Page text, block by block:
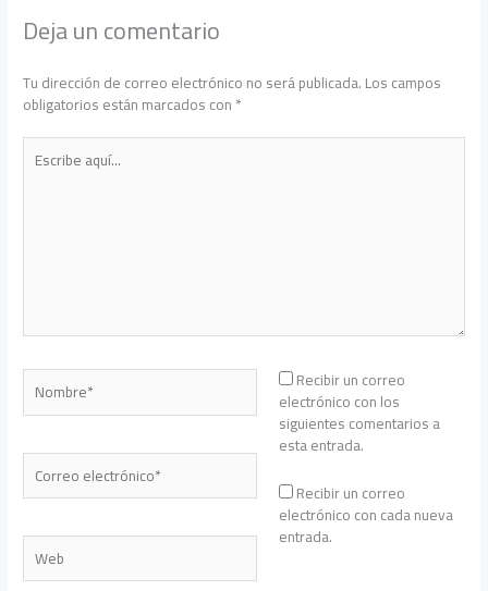
Deja un comentario
Tu dirección de correo electrónico no será publicada.Los campos
obligatorios están marcados con*
Escribe
aquí...
Nombre*
Correo
electrónico*
Web
Recibir un correo
electrónico con los
siguientes comentarios a
esta entrada.
Recibir un correo
electrónico con cada nueva
entrada.